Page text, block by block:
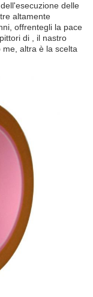
delle
altamente
offrentegli la pace
di , il nastro
altra è la scelta